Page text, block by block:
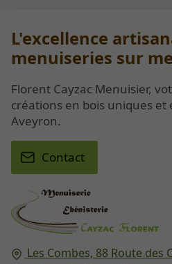
Les Combes, 88 Route des
L'excellence
menuiseries sur
Florent Cayzac Menuisier,
créations en bois uniques et
Aveyron.
Contact